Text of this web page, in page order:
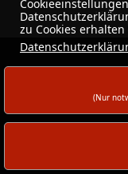
zu Cookies
(Nur